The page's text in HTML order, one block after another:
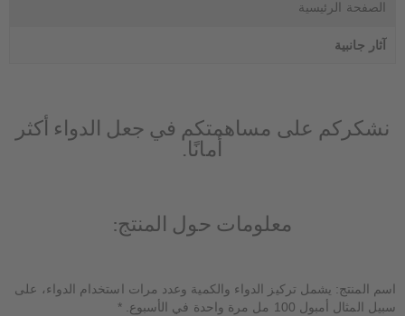
الصفحة الرئيسية
آثار جانبية
نشكركم على مساهمتكم في جعل الدواء أكثر
أمانًا.
معلومات حول المنتج:
اسم المنتج: يشمل تركيز الدواء والكمية وعدد مرات استخدام الدواء، على
سبيل المثال أمبول 100 مل مرة واحدة في الأسبوع.
*